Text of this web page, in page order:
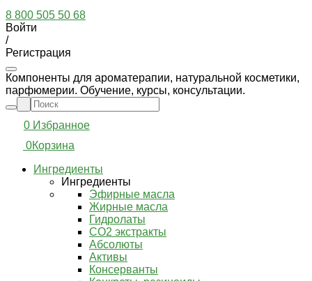
8 800 505 50 68
Войти
/
Регистрация
Компоненты для ароматерапии, натуральной косметики,
парфюмерии. Обучение, курсы, консультации.
0 Избранное
0Корзина
Ингредиенты
Ингредиенты
Эфирные масла
Жирные масла
Гидролаты
СО2 экстракты
Абсолюты
Активы
Консерванты